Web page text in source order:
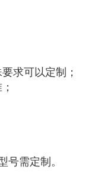
求可以定制；
号需定制。